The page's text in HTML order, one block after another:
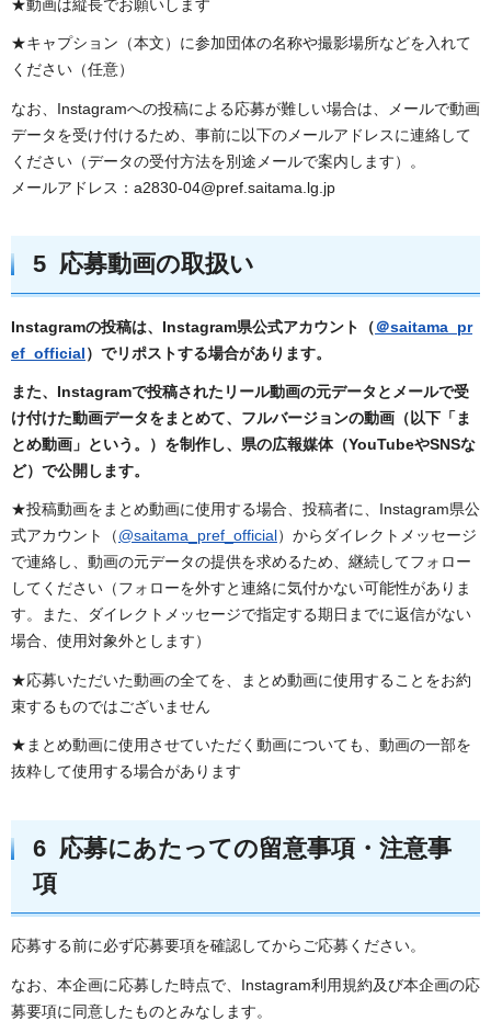
★動画は縦長でお願いします
★キャプション（本文）に参加団体の名称や撮影場所などを入れて
ください（任意）
なお、Instagramへの投稿による応募が難しい場合は、メールで動画
データを受け付けるため、事前に以下のメールアドレスに連絡して
ください（データの受付方法を別途メールで案内します）。
メールアドレス：a2830-04@pref.saitama.lg.jp
5 応募動画の取扱い
Instagramの投稿は、Instagram県公式アカウント（＠saitama_pr
ef_official）でリポストする場合があります。
また、Instagramで投稿されたリール動画の元データとメールで受
け付けた動画データをまとめて、フルバージョンの動画（以下「ま
とめ動画」という。）を制作し、県の広報媒体（YouTubeやSNSな
ど）で公開します。
★投稿動画をまとめ動画に使用する場合、投稿者に、Instagram県公
式アカウント（@saitama_pref_official）からダイレクトメッセージ
で連絡し、動画の元データの提供を求めるため、継続してフォロー
してください（フォローを外すと連絡に気付かない可能性がありま
す。また、ダイレクトメッセージで指定する期日までに返信がない
場合、使用対象外とします）
★応募いただいた動画の全てを、まとめ動画に使用することをお約
束するものではございません
★まとめ動画に使用させていただく動画についても、動画の一部を
抜粋して使用する場合があります
6 応募にあたっての留意事項・注意事
項
応募する前に必ず応募要項を確認してからご応募ください。
なお、本企画に応募した時点で、Instagram利用規約及び本企画の応
募要項に同意したものとみなします。